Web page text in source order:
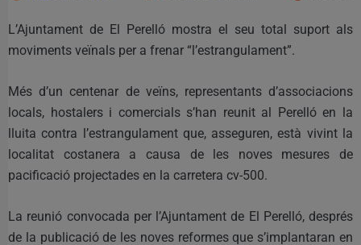
L’Ajuntament de El Perelló mostra el seu total suport als
moviments veïnals per a frenar “l’estrangulament”.
Més d’un centenar de veïns, representants d’associacions
locals, hostalers i comercials s’han reunit al Perelló en la
lluita contra l’estrangulament que, asseguren, està vivint la
localitat costanera a causa de les noves mesures de
pacificació projectades en la carretera cv-500.
La reunió convocada per l’Ajuntament de El Perelló, després
de la publicació de les noves reformes que s’implantaran en